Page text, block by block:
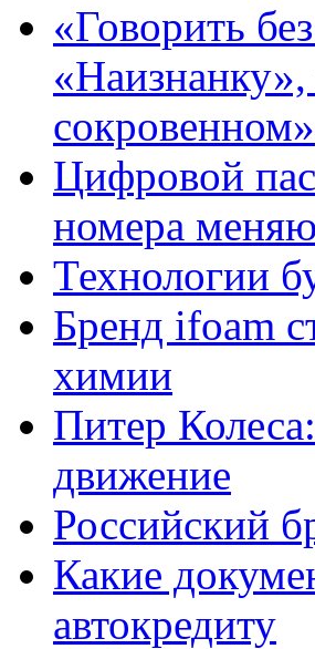
«Говорить
сокровенном»
Цифровой
номера
Технологии
Бренд ifoam
химии
Питер
движение
Российский
Какие
автокредиту